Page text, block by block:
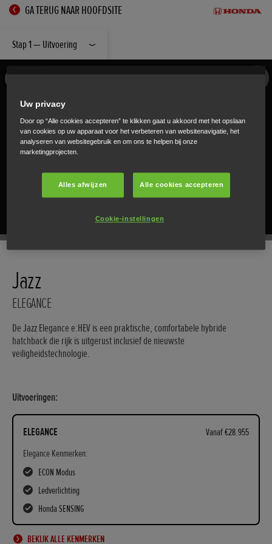
GA TERUG NAAR HOOFDSITE
Stap 1 — Uitvoering
Jazz
ELEGANCE
De Jazz Elegance e:HEV is een praktische, comfortabele hybride
hatchback die rijk is uitgerust inclusief de nieuwste
veiligheidstechnologie.
Uitvoeringen:
ELEGANCE
Vanaf €28.955
Elegance Kenmerken:
ECON Modus
Ledverlichting
Honda SENSING
BEKIJK ALLE KENMERKEN
Uw privacy
Door op “Alle cookies accepteren” te klikken gaat u akkoord met het opslaan
van cookies op uw apparaat voor het verbeteren van websitenavigatie, het
analyseren van websitegebruik en om ons te helpen bij onze
marketingprojecten.
Alles afwijzen Alle cookies accepteren
Cookie-instellingen